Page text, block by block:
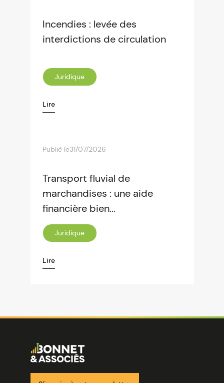
Incendies : levée des
interdictions de circulation
Juridique
Lire
Publié le31/07/2026
Transport fluvial de
marchandises : une aide
financière bien...
Juridique
Lire
Image